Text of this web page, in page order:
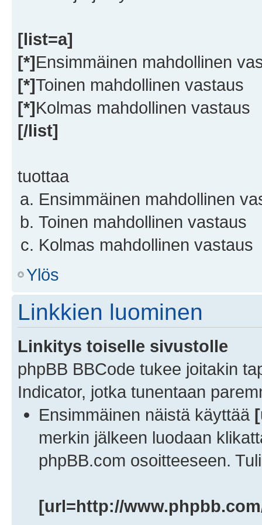
[list=a]
[*]Ensimmäinen mahdollinen
[*]Toinen mahdollinen vastaus
[*]Kolmas mahdollinen vastaus
[/list]
tuottaa
Ensimmäinen mahdollinen
Toinen mahdollinen vastaus
Kolmas mahdollinen vastaus
Ylös
Linkkien luominen
Linkitys toiselle sivustolle
phpBB BBCode tukee joitakin
Indicator, jotka tunentaan
Ensimmäinen näistä käyttää
merkin jälkeen luodaan
phpBB.com osoitteeseen.
[url=http://